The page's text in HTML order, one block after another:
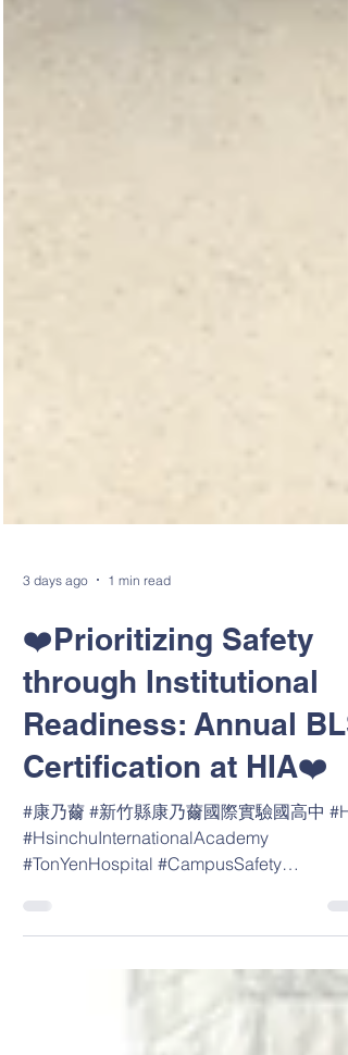
3 days ago 1 min read
❤️Prioritizing Safety
through Institutional
Readiness: Annual BLS
Certification at HIA❤️
#康乃薾 #新竹縣康乃薾國際實驗國高中
#TonYenHospital #CampusSafety
#BLSTraining #CPR #AED #東元綜合醫院 #
校園安全 #急救培訓 #國際學校 📞 (03)667-
6339 🌐 www.hia.com.tw ✉️